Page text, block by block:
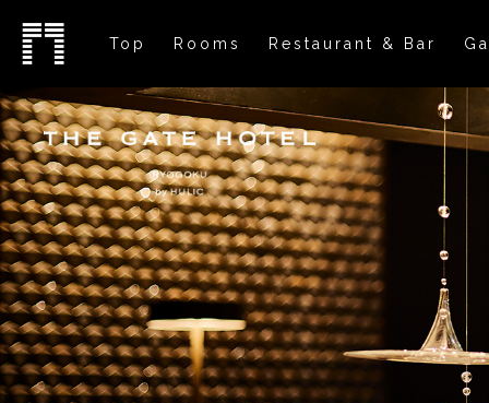
Top Rooms Restaurant & Bar